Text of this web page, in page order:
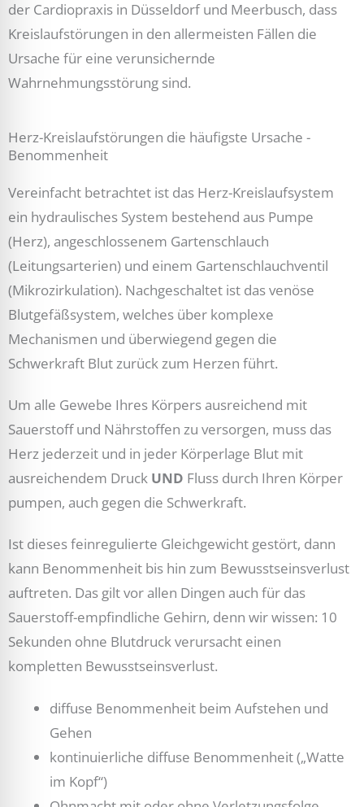
der Cardiopraxis in Düsseldorf und Meerbusch, dass
Kreislaufstörungen in den allermeisten Fällen die
Ursache für eine verunsichernde
Wahrnehmungsstörung sind.
Herz-Kreislaufstörungen die häufigste Ursache -
Benommenheit
Vereinfacht betrachtet ist das Herz-Kreislaufsystem
ein hydraulisches System bestehend aus Pumpe
(Herz), angeschlossenem Gartenschlauch
(Leitungsarterien) und einem Gartenschlauchventil
(Mikrozirkulation). Nachgeschaltet ist das venöse
Blutgefäßsystem, welches über komplexe
Mechanismen und überwiegend gegen die
Schwerkraft Blut zurück zum Herzen führt.
Um alle Gewebe Ihres Körpers ausreichend mit
Sauerstoff und Nährstoffen zu versorgen, muss das
Herz jederzeit und in jeder Körperlage Blut mit
ausreichendem Druck UND Fluss durch Ihren Körper
pumpen, auch gegen die Schwerkraft.
Ist dieses feinregulierte Gleichgewicht gestört, dann
kann Benommenheit bis hin zum Bewusstseinsverlust
auftreten. Das gilt vor allen Dingen auch für das
Sauerstoff-empfindliche Gehirn, denn wir wissen: 10
Sekunden ohne Blutdruck verursacht einen
kompletten Bewusstseinsverlust.
diffuse Benommenheit beim Aufstehen und
Gehen
kontinuierliche diffuse Benommenheit („Watte
im Kopf“)